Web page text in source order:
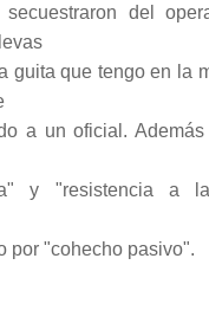
del
guita que tengo en la
a un oficial.
y "resistencia a
por "cohecho pasivo".